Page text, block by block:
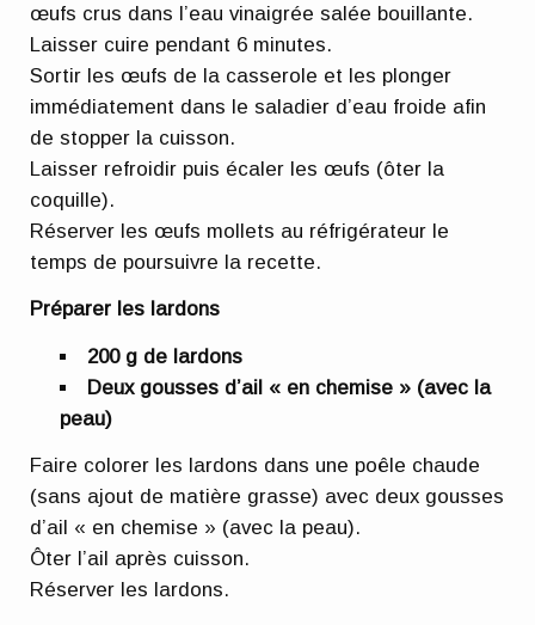
œufs crus dans l’eau vinaigrée salée bouillante.
Laisser cuire pendant 6 minutes.
Sortir les œufs de la casserole et les plonger
immédiatement dans le saladier d’eau froide afin
de stopper la cuisson.
Laisser refroidir puis écaler les œufs (ôter la
coquille).
Réserver les œufs mollets au réfrigérateur le
temps de poursuivre la recette.
Préparer les lardons
200 g de lardons
Deux gousses d’ail « en chemise » (avec la
peau)
Faire colorer les lardons dans une poêle chaude
(sans ajout de matière grasse) avec deux gousses
d’ail « en chemise » (avec la peau).
Ôter l’ail après cuisson.
Réserver les lardons.